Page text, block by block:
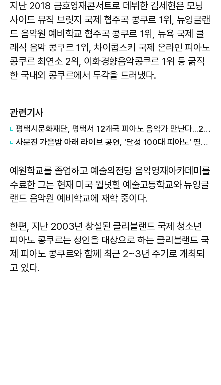
지난 2018 금호영재콘서트로 데뷔한 김세현은 모닝
사이드 뮤직 브릿지 국제 협주곡 콩쿠르 1위, 뉴잉글랜
드 음악원 예비학교 협주곡 콩쿠르 1위, 뉴욕 국제 클
래식 음악 콩쿠르 1위, 차이콥스키 국제 온라인 피아노
콩쿠르 최연소 2위, 이화경향음악콩쿠르 1위 등 굵직
한 국내외 콩쿠르에서 두각을 드러냈다.
관련기사
평택시문화재단, 평택서 12개국 피아노 음악가 만난다...2026 AIPAF 7월 개막
사문진 가을밤 아래 라이브 공연, '달성 100대 피아노' 펼쳐진다
예원학교를 졸업하고 예술의전당 음악영재아카데미를
수료한 그는 현재 미국 월넛힐 예술고등학교와 뉴잉글
랜드 음악원 예비학교에 재학 중이다.
한편, 지난 2003년 창설된 클리블랜드 국제 청소년
피아노 콩쿠르는 성인을 대상으로 하는 클리블랜드 국
제 피아노 콩쿠르와 함께 최근 2~3년 주기로 개최되
고 있다.